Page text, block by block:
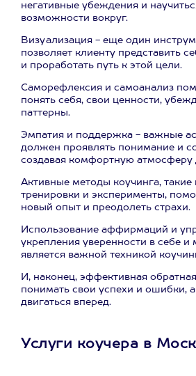
негативные убеждения и
возможности вокруг.
Визуализация - еще один
позволяет клиенту представить
и проработать путь к этой цели.
Саморефлексия и самоанализ
понять себя, свои ценности,
паттерны.
Эмпатия и поддержка - важные
должен проявлять понимание и
создавая комфортную атмосферу
Активные методы коучинга,
тренировки и эксперименты,
новый опыт и преодолеть страхи.
Использование аффирмаций и
укрепления уверенности в себе и
является важной техникой
И, наконец, эффективная
понимать свои успехи и ошибки,
двигаться вперед.
Услуги коучера в